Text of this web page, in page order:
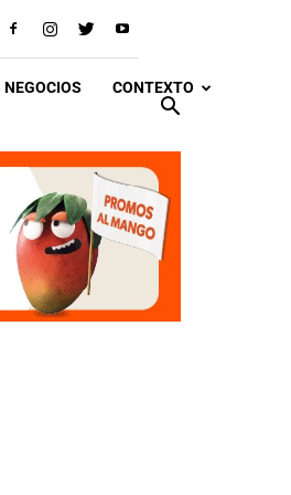
NEGOCIOS CONTEXTO